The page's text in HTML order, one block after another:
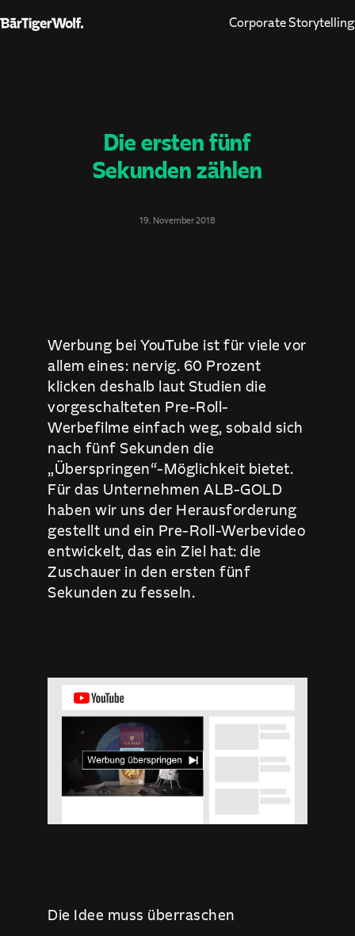
Corporate Storytelling
Die ersten fünf
Sekunden zählen
19. November 2018
Werbung bei YouTube ist für viele vor
allem eines: nervig. 60 Prozent
klicken deshalb laut Studien die
vorgeschalteten Pre-Roll-
Werbefilme einfach weg, sobald sich
nach fünf Sekunden die
„Überspringen“-Möglichkeit bietet.
Für das Unternehmen ALB-GOLD
haben wir uns der Herausforderung
gestellt und ein Pre-Roll-Werbevideo
entwickelt, das ein Ziel hat: die
Zuschauer in den ersten fünf
Sekunden zu fesseln.
Die Idee muss überraschen